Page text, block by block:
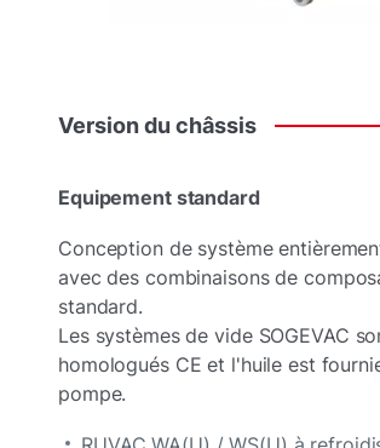
Versiondu châssis
Equipement standard
Conception de système
avec des combinaisons de
standard.
Les systèmes de vide SOGEVAC
homologués CE et l'huile est
pompe.